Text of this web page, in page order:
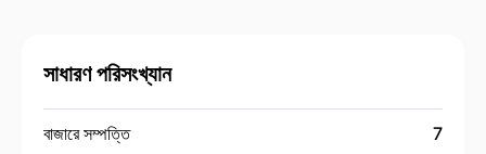
সাধারণ পরিসংখ্যান
বাজারে সম্পত্তি 7